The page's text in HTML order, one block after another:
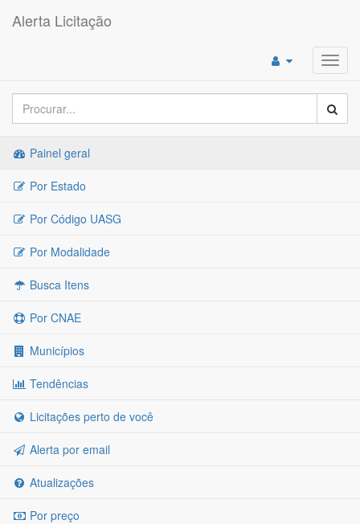
Alerta Licitação
Painel geral
Por Estado
Por Código UASG
Por Modalidade
Busca Itens
Por CNAE
Municípios
Tendências
Licitações perto de você
Alerta por email
Atualizações
Por preço